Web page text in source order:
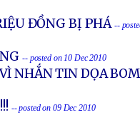
ĐỒNG BỊ PHÁ --
-- posted on 10 Dec 2010
NHẮN TIN DỌA BOM
-- posted on 09 Dec 2010